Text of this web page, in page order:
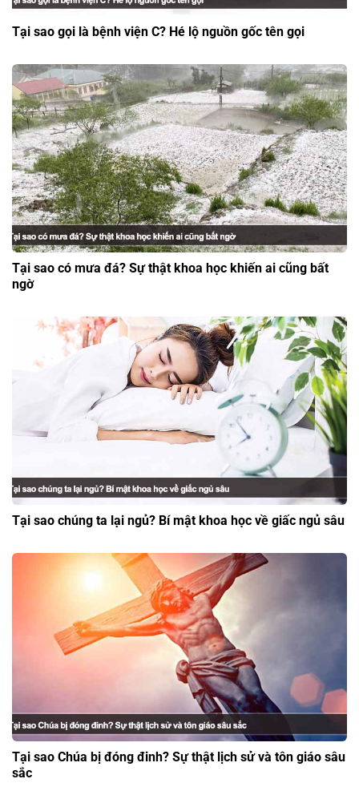
Tại sao gọi là bệnh viện C? Hé lộ nguồn gốc tên gọi
Tại sao có mưa đá? Sự thật khoa học khiến ai cũng bất
ngờ
Tại sao chúng ta lại ngủ? Bí mật khoa học về giấc ngủ sâu
Tại sao Chúa bị đóng đinh? Sự thật lịch sử và tôn giáo sâu
sắc